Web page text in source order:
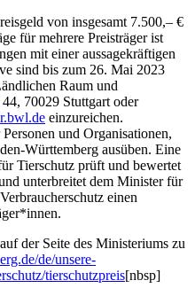
von insgesamt 7.500,– €
für mehrere Preisträger ist
mit einer aussagekräftigen
sind bis zum 26. Mai 2023
Raum und
70029 Stuttgart oder
einzureichen.
und Organisationen,
Württemberg ausüben. Eine
Tierschutz prüft und bewertet
unterbreitet dem Minister für
einen
der Seite des Ministeriums zu
de/unsere-
tierschutzpreis[nbsp]